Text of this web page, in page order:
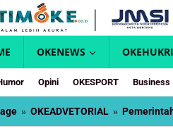
OKENEWS
Opini OKESPORT Business
» OKEADVETORIAL »